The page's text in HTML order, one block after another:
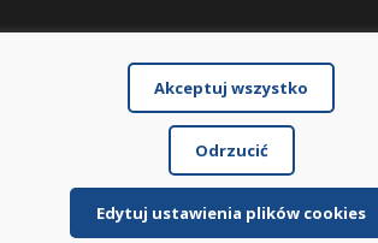
Akceptuj wszystko
Odrzucić
Edytuj ustawienia plików cookies